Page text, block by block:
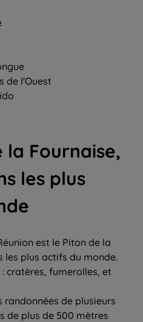
de l'Ouest
la Fournaise,
les plus
est le Piton de la
les plus actifs du monde.
cratères, fumerolles, et
randonnées de plusieurs
de plus de 500 mètres